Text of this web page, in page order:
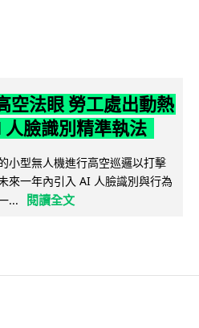
空法眼 勞工處出動熱
人臉識別精準執法
小型無人機進行高空巡邏以打擊
來一年內引入 AI 人臉識別與行為
...
閱讀全文